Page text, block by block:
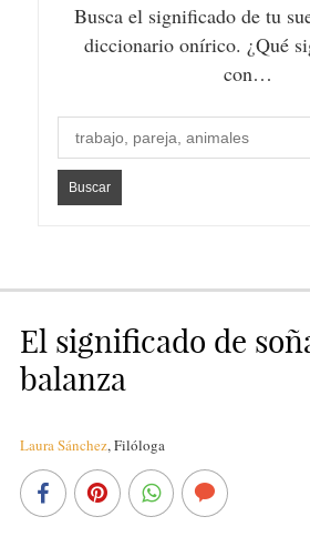
Busca el significado de tu
diccionario onírico. ¿Qué
con…
El significado de
balanza
Laura Sánchez, Filóloga